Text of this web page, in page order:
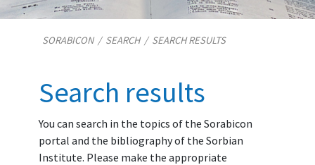
SORABICON/ SEARCH/ SEARCH RESULTS
Search results
You can search in the topics of the Sorabicon
portal and the bibliography of the Sorbian
Institute. Please make the appropriate